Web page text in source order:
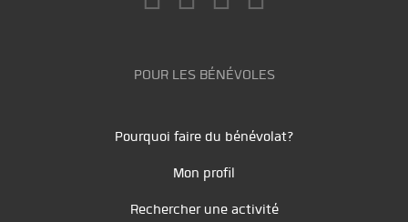
POUR LES BÉNÉVOLES
Pourquoi faire du bénévolat?
Mon profil
Rechercher une activité